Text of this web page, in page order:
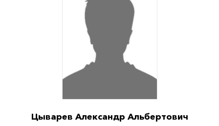
Цыварев Александр Альбертович